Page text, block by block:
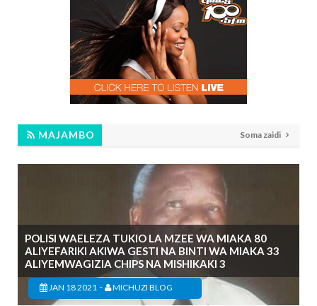
MAJAMBO Soma zaidi
POLISI WAELEZA TUKIO LA MZEE WA MIAKA 80
ALIYEFARIKI AKIWA GESTI NA BINTI WA MIAKA 33
ALIYEMWAGIZIA CHIPS NA MISHIKAKI 3
JAN 18 2021 - MICHUZI BLOG